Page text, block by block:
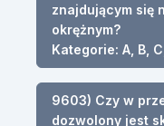
znajdującym się
okrężnym?
Kategorie: A, B,
9603) Czy w
dozwolony jest